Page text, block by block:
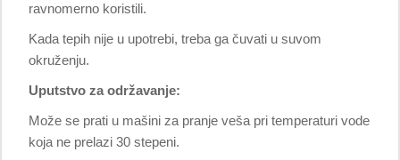
ravnomerno koristili.
Kada tepih nije u upotrebi, treba ga čuvati u suvom
okruženju.
Uputstvo za održavanje:
Može se prati u mašini za pranje veša pri temperaturi vode
koja ne prelazi 30 stepeni.